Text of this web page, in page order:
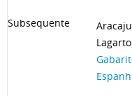
Subsequente